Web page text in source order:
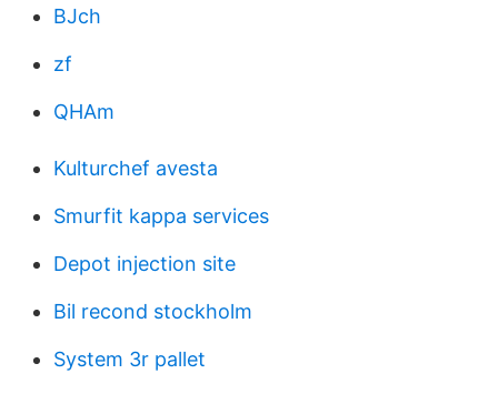
BJch
zf
QHAm
Kulturchef avesta
Smurfit kappa services
Depot injection site
Bil recond stockholm
System 3r pallet